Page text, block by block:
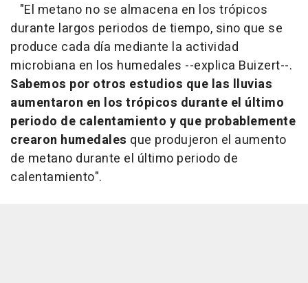
"El metano no se almacena en los trópicos
durante largos periodos de tiempo, sino que se
produce cada día mediante la actividad
microbiana en los humedales --explica Buizert--.
Sabemos por otros estudios que las lluvias
aumentaron en los trópicos durante el último
periodo de calentamiento y que probablemente
crearon humedales que produjeron el aumento
de metano durante el último periodo de
calentamiento".